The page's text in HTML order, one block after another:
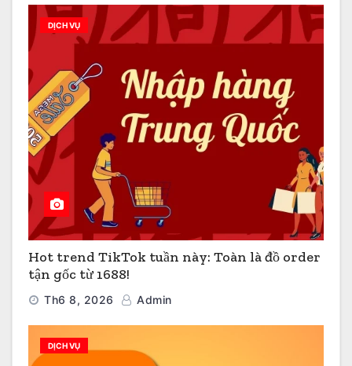
DỊCH VỤ
Hot trend TikTok tuần này: Toàn là đồ order
tận gốc từ 1688!
Th6 8, 2026 Admin
DỊCH VỤ